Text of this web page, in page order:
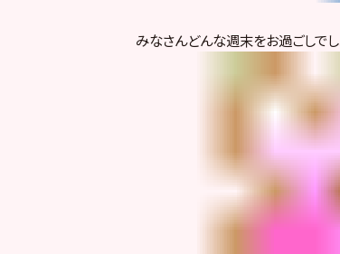
みなさんどんな週末をお過ごしでし